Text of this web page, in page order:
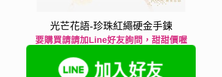
光芒花語-珍珠紅繩硬金手鍊
要購買請請加Line好友詢問，甜甜價喔